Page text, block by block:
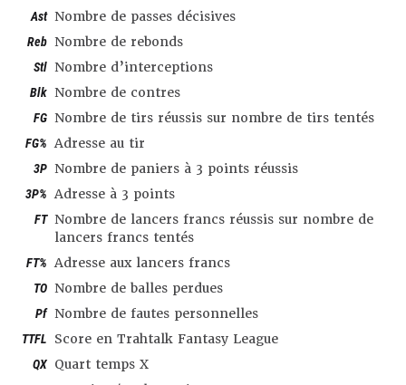
Ast Nombre de passes décisives
Reb Nombre de rebonds
Stl Nombre d’interceptions
Blk Nombre de contres
FG Nombre de tirs réussis sur nombre de tirs tentés
FG% Adresse au tir
3P Nombre de paniers à 3 points réussis
3P% Adresse à 3 points
FT Nombre de lancers francs réussis sur nombre de
lancers francs tentés
FT% Adresse aux lancers francs
TO Nombre de balles perdues
Pf Nombre de fautes personnelles
TTFL Score en Trahtalk Fantasy League
QX Quart temps X